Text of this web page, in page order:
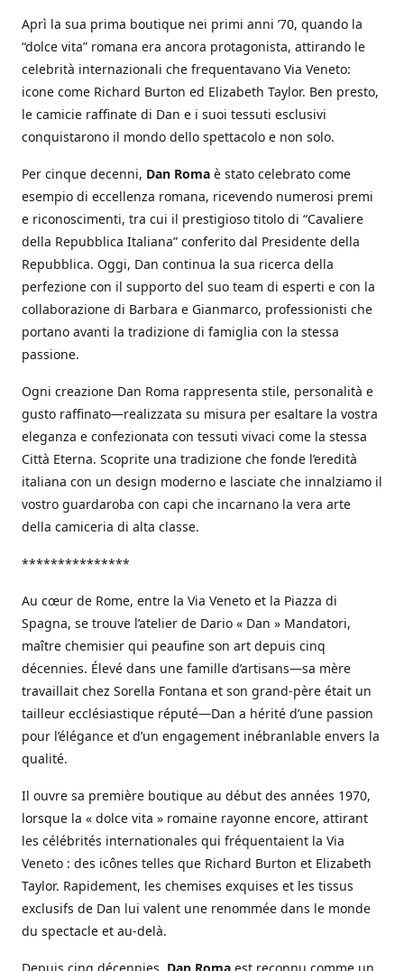
Aprì la sua prima boutique nei primi anni ’70, quando la
“dolce vita” romana era ancora protagonista, attirando le
celebrità internazionali che frequentavano Via Veneto:
icone come Richard Burton ed Elizabeth Taylor. Ben presto,
le camicie raffinate di Dan e i suoi tessuti esclusivi
conquistarono il mondo dello spettacolo e non solo.
Per cinque decenni, Dan Roma è stato celebrato come
esempio di eccellenza romana, ricevendo numerosi premi
e riconoscimenti, tra cui il prestigioso titolo di “Cavaliere
della Repubblica Italiana” conferito dal Presidente della
Repubblica. Oggi, Dan continua la sua ricerca della
perfezione con il supporto del suo team di esperti e con la
collaborazione di Barbara e Gianmarco, professionisti che
portano avanti la tradizione di famiglia con la stessa
passione.
Ogni creazione Dan Roma rappresenta stile, personalità e
gusto raffinato—realizzata su misura per esaltare la vostra
eleganza e confezionata con tessuti vivaci come la stessa
Città Eterna. Scoprite una tradizione che fonde l’eredità
italiana con un design moderno e lasciate che innalziamo il
vostro guardaroba con capi che incarnano la vera arte
della camiceria di alta classe.
***************
Au cœur de Rome, entre la Via Veneto et la Piazza di
Spagna, se trouve l’atelier de Dario « Dan » Mandatori,
maître chemisier qui peaufine son art depuis cinq
décennies. Élevé dans une famille d’artisans—sa mère
travaillait chez Sorella Fontana et son grand-père était un
tailleur ecclésiastique réputé—Dan a hérité d’une passion
pour l’élégance et d’un engagement inébranlable envers la
qualité.
Il ouvre sa première boutique au début des années 1970,
lorsque la « dolce vita » romaine rayonne encore, attirant
les célébrités internationales qui fréquentaient la Via
Veneto : des icônes telles que Richard Burton et Elizabeth
Taylor. Rapidement, les chemises exquises et les tissus
exclusifs de Dan lui valent une renommée dans le monde
du spectacle et au-delà.